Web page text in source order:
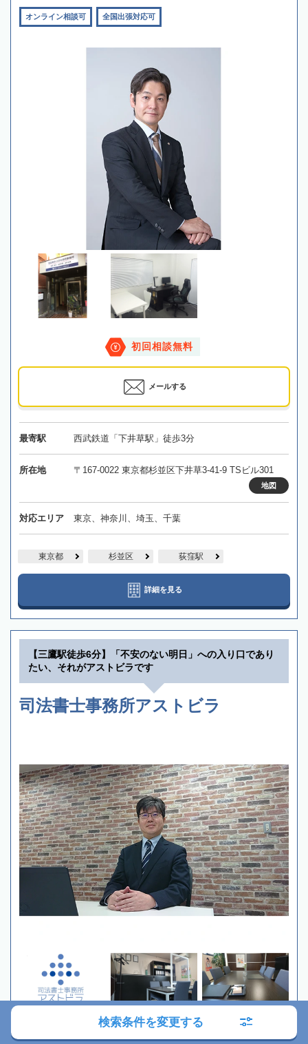
オンライン相談可 全国出張対応可
初回相談無料
メールする
最寄駅 西武鉄道「下井草駅」徒歩3分
所在地 〒167-0022 東京都杉並区下井草3-41-9 TSビル301
地図
対応エリア 東京、神奈川、埼玉、千葉
東京都 杉並区 荻窪駅
詳細を見る
【三鷹駅徒歩6分】「不安のない明日」への入り口であり
たい、それがアストビラです
司法書士事務所アストビラ
初回相談無料
検索条件を変更する